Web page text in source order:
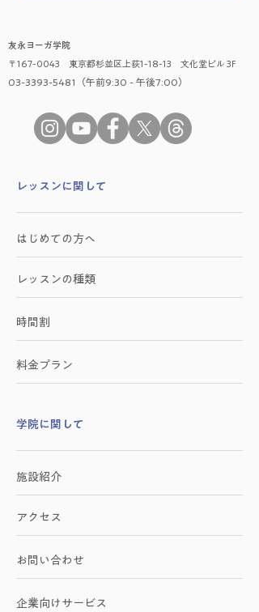
友永ヨーガ学院
〒167-0043 東京都杉並区上荻1-18-13 文化堂ビル 3F
03-3393-5481（午前9:30 - 午後7:00）
​レッスンに関して
はじめての方へ
レッスンの種類
時間割
料金プラン
学院に関して
施設紹介
アクセス
お問い合わせ
​企業向けサービス